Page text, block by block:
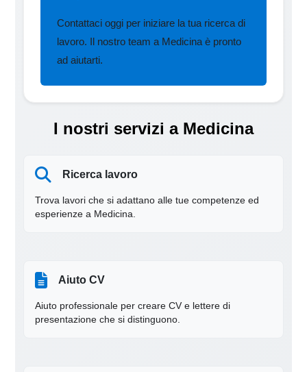
Contattaci oggi per iniziare la tua ricerca di
lavoro. Il nostro team a Medicina è pronto
ad aiutarti.
I nostri servizi a Medicina
Ricerca lavoro
Trova lavori che si adattano alle tue competenze ed
esperienze a Medicina.
Aiuto CV
Aiuto professionale per creare CV e lettere di
presentazione che si distinguono.